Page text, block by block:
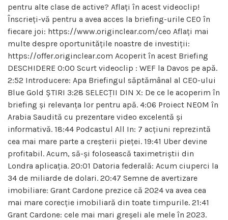
pentru alte clase de active? Aflați în acest videoclip!
Înscrieți-vă pentru a avea acces la briefing-urile CEO în
fiecare joi: https://www.originclear.com/ceo Aflați mai
multe despre oportunitățile noastre de investiții:
https://offer.originclear.com Acoperit în acest Briefing
DESCHIDERE 0:00 Scurt videoclip : WEF la Davos pe apă.
2:52 Introducere: Apa Briefingul săptămânal al CEO-ului
Blue Gold ȘTIRI 3:28 SELECȚII DIN X: De ce le acoperim în
briefing și relevanța lor pentru apă. 4:06 Proiect NEOM în
Arabia Saudită cu prezentare video excelentă și
informativă. 18:44 Podcastul All In: 7 acțiuni reprezintă
cea mai mare parte a creșterii pieței. 19:41 Uber devine
profitabil. Acum, să-și folosească taximetriștii din
Londra aplicația. 20:01 Datoria federală: Acum ciuperci la
34 de miliarde de dolari. 20:47 Semne de avertizare
imobiliare: Grant Cardone prezice că 2024 va avea cea
mai mare corecție imobiliară din toate timpurile. 21:41
Grant Cardone: cele mai mari greșeli ale mele în 2023.